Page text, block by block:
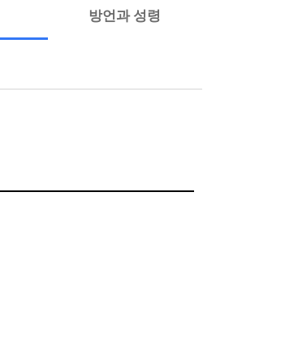
방언과 성령